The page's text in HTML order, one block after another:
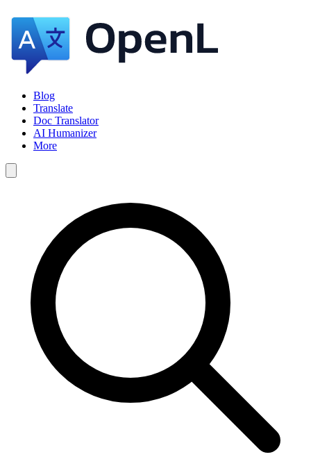
Blog
Translate
Doc Translator
AI Humanizer
More